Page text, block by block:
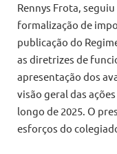
Rennys Frota,
formalização de
publicação do
as diretrizes de
apresentação dos
visão geral das
longo de 2025. O
esforços do